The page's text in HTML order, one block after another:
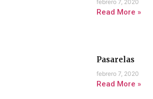
febrero 7, 2020
Read More »
Pasarelas
febrero 7, 2020
Read More »